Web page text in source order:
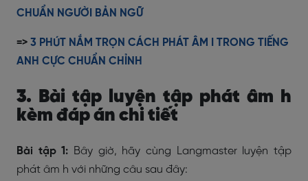
CHUẨN NGƯỜI BẢN NGỮ
=> 3 PHÚT NẮM TRỌN CÁCH PHÁT ÂM I TRONG TIẾNG
ANH CỰC CHUẨN CHỈNH
3. Bài tập luyện tập phát âm h
kèm đáp án chi tiết
Bài tập 1: Bây giờ, hãy cùng Langmaster luyện tập
phát âm h với những câu sau đây: